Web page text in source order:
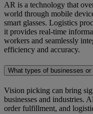
AR is a technology that
world through mobile
smart glasses. Logistics
it provides real-time
workers and seamlessly
efficiency and accuracy.
What types of businesses
Vision picking can bring
businesses and industries.
order fulfillment, and